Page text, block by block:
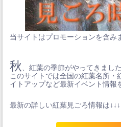
当サイトはプロモーションを含み
秋
、紅葉の季節がやってきました
このサイトでは全国の紅葉名所・
イトアップなど最新イベント情報
最新の詳しい紅葉見ごろ情報は